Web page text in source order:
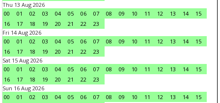
Thu 13 Aug 2026
00
01 02 03 04 05 06 07 08 09 10 11 12 13 14
15
16
17 18 19 20 21 22
23
Fri 14 Aug 2026
00
01 02 03 04 05 06 07 08 09 10 11 12 13 14
15
16
17 18 19 20 21 22
23
Sat 15 Aug 2026
00
01 02 03 04 05 06 07 08 09 10 11 12 13 14
15
16
17 18 19 20 21 22
23
Sun 16 Aug 2026
00
01 02 03 04 05 06 07 08 09 10 11 12 13 14
15